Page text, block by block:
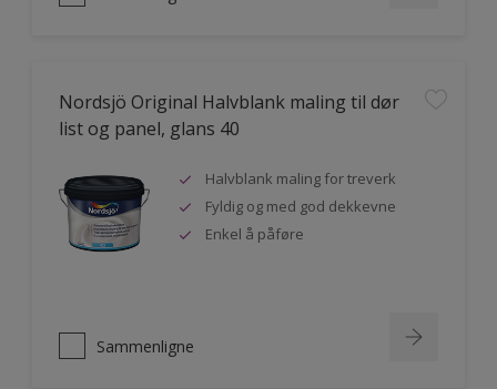
Nordsjö Original Halvblank maling til dør
list og panel, glans 40
Halvblank maling for treverk
Fyldig og med god dekkevne
Enkel å påføre
Sammenligne